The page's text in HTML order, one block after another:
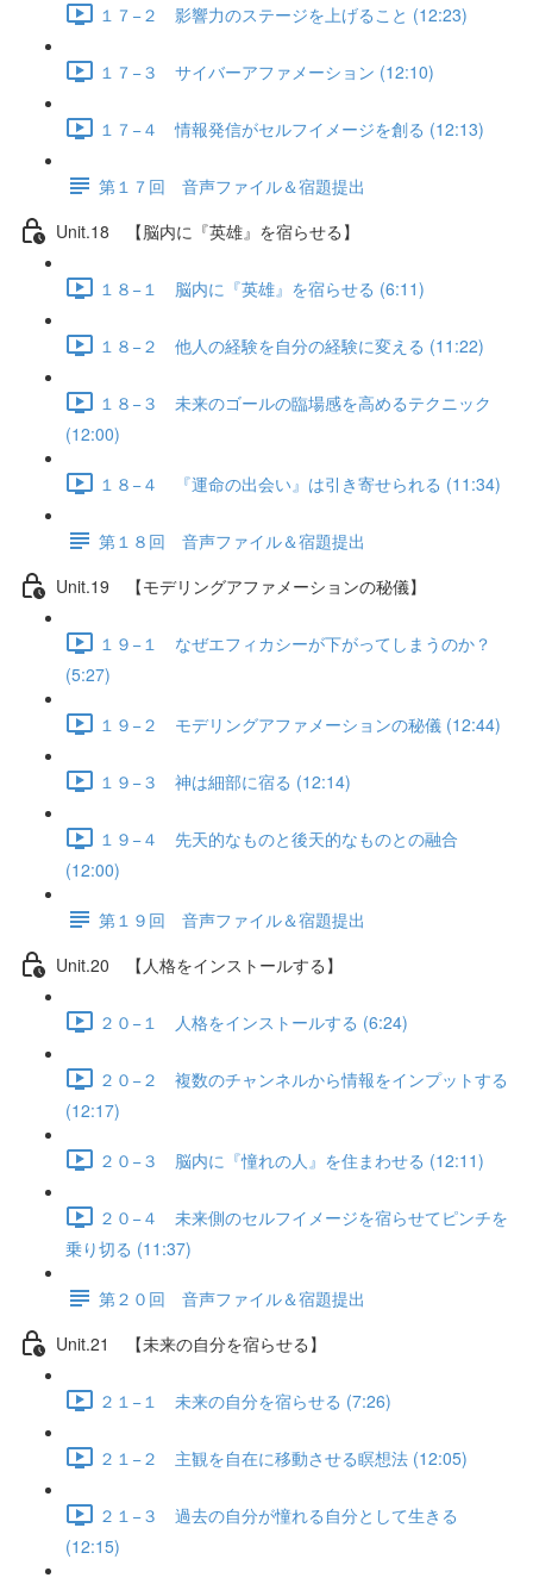
１７−２ 影響力のステージを上げること (12:23)
１７−３ サイバーアファメーション (12:10)
１７−４ 情報発信がセルフイメージを創る (12:13)
第１７回 音声ファイル＆宿題提出
Unit.18 【脳内に『英雄』を宿らせる】
１８−１ 脳内に『英雄』を宿らせる (6:11)
１８−２ 他人の経験を自分の経験に変える (11:22)
１８−３ 未来のゴールの臨場感を高めるテクニック
(12:00)
１８−４ 『運命の出会い』は引き寄せられる (11:34)
第１８回 音声ファイル＆宿題提出
Unit.19 【モデリングアファメーションの秘儀】
１９−１ なぜエフィカシーが下がってしまうのか？
(5:27)
１９−２ モデリングアファメーションの秘儀 (12:44)
１９−３ 神は細部に宿る (12:14)
１９−４ 先天的なものと後天的なものとの融合
(12:00)
第１９回 音声ファイル＆宿題提出
Unit.20 【人格をインストールする】
２０−１ 人格をインストールする (6:24)
２０−２ 複数のチャンネルから情報をインプットする
(12:17)
２０−３ 脳内に『憧れの人』を住まわせる (12:11)
２０−４ 未来側のセルフイメージを宿らせてピンチを
乗り切る (11:37)
第２０回 音声ファイル＆宿題提出
Unit.21 【未来の自分を宿らせる】
２１−１ 未来の自分を宿らせる (7:26)
２１−２ 主観を自在に移動させる瞑想法 (12:05)
２１−３ 過去の自分が憧れる自分として生きる
(12:15)